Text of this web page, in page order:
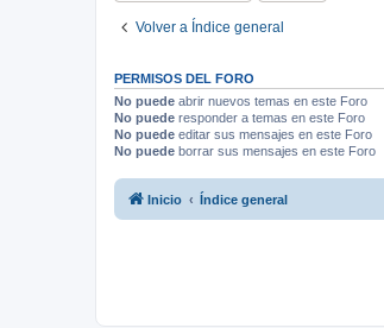
Volver a Índice general
PERMISOS DEL FORO
No puede abrir nuevos temas en este Foro
No puede responder a temas en este Foro
No puede editar sus mensajes en este Foro
No puede borrar sus mensajes en este Foro
Inicio Índice general